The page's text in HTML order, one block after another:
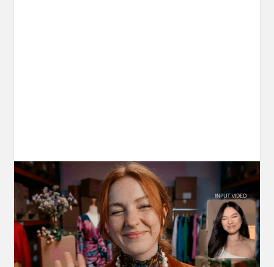
10 Types of Videos You Can Create with
Kling 3.0 Motion Control
Discover 10 video types you can create using
Kling 3.0 Motion Control on OpenArt, from
marketing to storytelling with amazingly
consistent motion and identity.
March 20, 2026